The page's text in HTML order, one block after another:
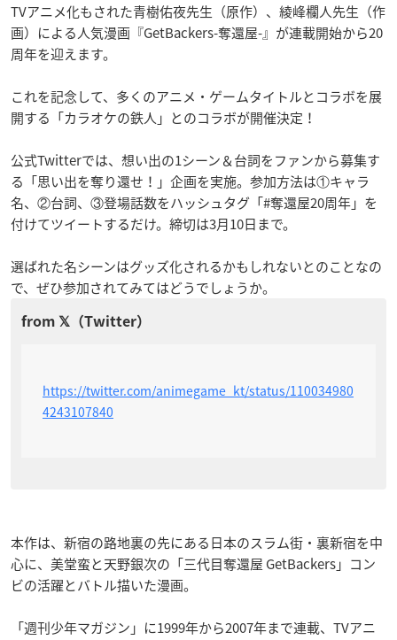
TVアニメ化もされた青樹佑夜先生（原作）、綾峰欄人先生（作
画）による人気漫画『GetBackers-奪還屋-』が連載開始から20
周年を迎えます。
これを記念して、多くのアニメ・ゲームタイトルとコラボを展
開する「カラオケの鉄人」とのコラボが開催決定！
公式Twitterでは、想い出の1シーン＆台詞をファンから募集す
る「思い出を奪り還せ！」企画を実施。参加方法は①キャラ
名、②台詞、③登場話数をハッシュタグ「#奪還屋20周年」を
付けてツイートするだけ。締切は3月10日まで。
選ばれた名シーンはグッズ化されるかもしれないとのことなの
で、ぜひ参加されてみてはどうでしょうか。
https://twitter.com/animegame_kt/status/110034980
4243107840
本作は、新宿の路地裏の先にある日本のスラム街・裏新宿を中
心に、美堂蛮と天野銀次の「三代目奪還屋 GetBackers」コン
ビの活躍とバトル描いた漫画。
「週刊少年マガジン」に1999年から2007年まで連載、TVアニ